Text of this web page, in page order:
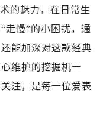
的魅力，在日常生
走慢”的小困扰，通
能加深对这款经典
维护的挖掘机一
注，是每一位爱表